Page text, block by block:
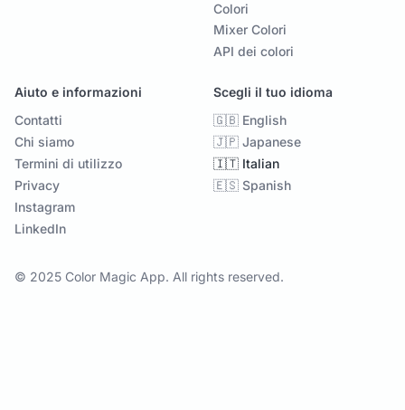
Colori
Mixer Colori
API dei colori
Aiuto e informazioni
Contatti
Chi siamo
Termini di utilizzo
Privacy
Instagram
LinkedIn
Scegli il tuo idioma
🇬🇧 English
🇯🇵 Japanese
🇮🇹 Italian
🇪🇸 Spanish
© 2025 Color Magic App. All rights reserved.